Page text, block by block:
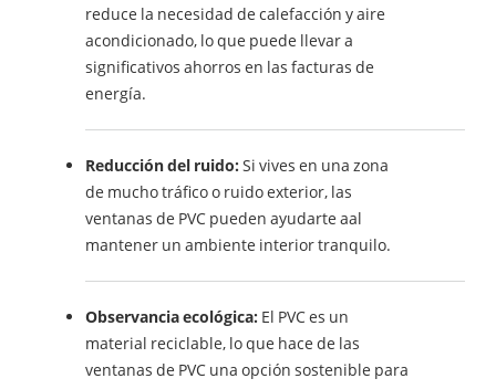
reduce la necesidad de calefacción y aire
acondicionado, lo que puede llevar a
significativos ahorros en las facturas de
energía.
Reducción del ruido: Si vives en una zona
de mucho tráfico o ruido exterior, las
ventanas de PVC pueden ayudarte aal
mantener un ambiente interior tranquilo.
Observancia ecológica: El PVC es un
material reciclable, lo que hace de las
ventanas de PVC una opción sostenible para